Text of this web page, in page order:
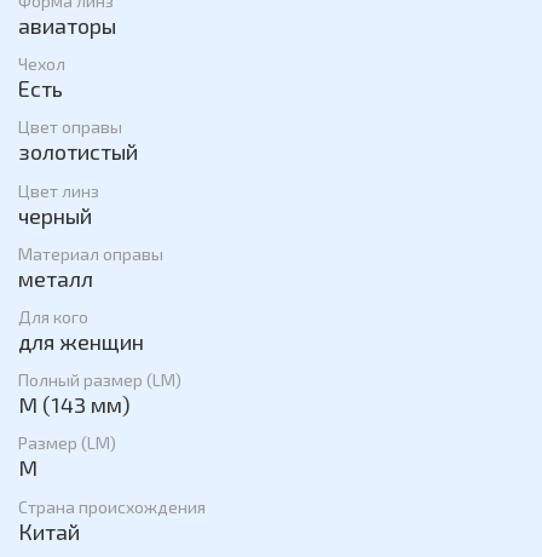
авиаторы
Чехол
Есть
Цвет оправы
золотистый
Цвет линз
черный
Материал оправы
металл
Для кого
для женщин
Полный размер (LM)
M (143 мм)
Размер (LM)
M
Страна происхождения
Китай